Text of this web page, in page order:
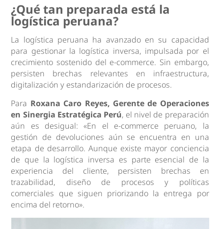
¿Qué tan preparada está la
logística peruana?
La logística peruana ha avanzado en su capacidad
para gestionar la logística inversa, impulsada por el
crecimiento sostenido del e-commerce. Sin embargo,
persisten brechas relevantes en infraestructura,
digitalización y estandarización de procesos.
Para Roxana Caro Reyes, Gerente de Operaciones
en Sinergia Estratégica Perú, el nivel de preparación
aún es desigual: «En el e-commerce peruano, la
gestión de devoluciones aún se encuentra en una
etapa de desarrollo. Aunque existe mayor conciencia
de que la logística inversa es parte esencial de la
experiencia del cliente, persisten brechas en
trazabilidad, diseño de procesos y políticas
comerciales que siguen priorizando la entrega por
encima del retorno».